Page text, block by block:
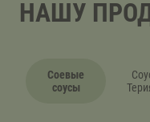
НАШУ
Соевые
соусы